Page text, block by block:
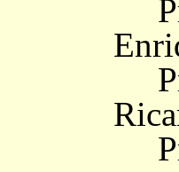
Ricardo